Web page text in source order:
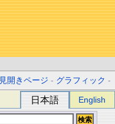
見開きページ - グラフィック -
日本語 English